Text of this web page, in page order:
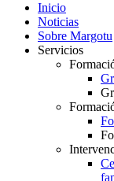
Inicio
Noticias
Sobre Margotu
Servicios